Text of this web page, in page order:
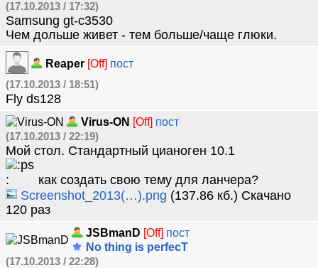
(17.10.2013 / 17:32)
Samsung gt-c3530
Чем дольше живет - тем больше/чаще глюки.
Reaper [Off] пост
(17.10.2013 / 18:51)
Fly ds128
Virus-ON [Off] пост
(17.10.2013 / 22:19)
Мой стол. Стандартный цианоген 10.1
как создать свою тему для ланчера?
Screenshot_2013(…).png (137.86 кб.) Скачано
120 раз
JSBmanD [Off] пост
No thing is perfecT
(17.10.2013 / 22:28)